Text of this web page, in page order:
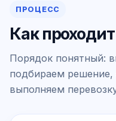
ПРОЦЕСС
Как
Порядок понятный:
подбираем решение,
выполняем